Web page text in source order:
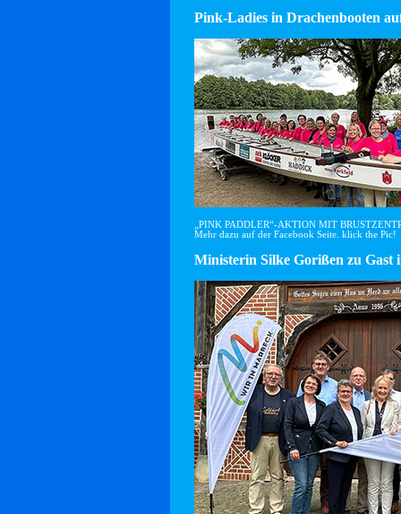
Pink-Ladies in Drachenbooten
„PINK PADDLER“-AKTION MIT
Mehr dazu auf der Facebook Seite. klick the Pic!
Ministerin Silke Gorißen zu Gast